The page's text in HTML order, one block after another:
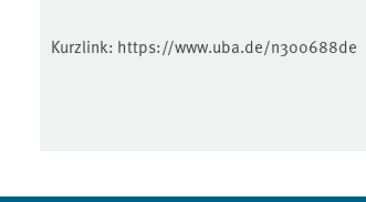
Kurzlink: https://www.uba.de/n300688de